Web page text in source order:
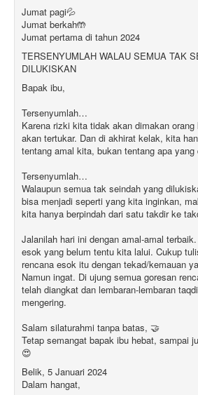
Jumat pagi💦
Jumat berkah🤲
Jumat pertama di tahun 2024
TERSENYUMLAH WALAU SEMUA TAK
DILUKISKAN
Bapak ibu,
Tersenyumlah…
Karena rizki kita tidak akan dimakan
akan tertukar. Dan di akhirat kelak, kita
tentang amal kita, bukan tentang apa yang
Tersenyumlah…
Walaupun semua tak seindah yang
bisa menjadi seperti yang kita inginkan,
kita hanya berpindah dari satu takdir ke
Jalanilah hari ini dengan amal-amal
esok yang belum tentu kita lalui. Cukup
rencana esok itu dengan tekad/kemauan
Namun ingat. Di ujung semua goresan
telah diangkat dan lembaran-lembaran
mengering.
Salam silaturahmi tanpa batas, 🤝
Tetap semangat bapak ibu hebat, sampai
😍
Belik, 5 Januari 2024
Dalam hangat,